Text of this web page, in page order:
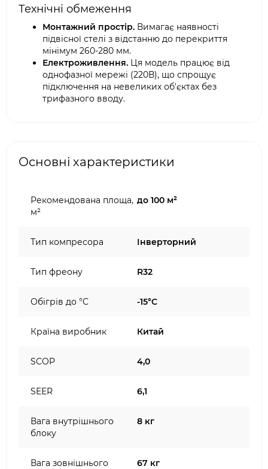
Технічні обмеження
Монтажний простір. Вимагає наявності
підвісної стелі з відстанню до перекриття
мінімум 260-280 мм.
Електроживлення. Ця модель працює від
однофазної мережі (220В), що спрощує
підключення на невеликих об'єктах без
трифазного вводу.
Основні характеристики
Рекомендована площа,
м²
до 100 м²
Тип компресора Інверторний
Тип фреону R32
Обігрів до °C -15°C
Країна виробник Китай
SCOP 4,0
SEER 6,1
Вага внутрішнього
блоку
8 кг
Вага зовнішнього
67 кг